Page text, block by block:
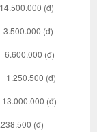
(đ)
(đ)
(đ)
(đ)
(đ)
(đ)